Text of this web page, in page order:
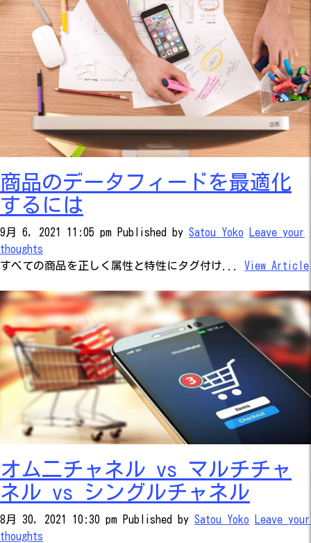
商品のデータフィードを最適化
するには
9月 6, 2021 11:05 pm Published by Satou Yoko
Leave your
thoughts
すべての商品を正しく属性と特性にタグ付け... View Article
オム二チャネル vs マルチチャ
ネル vs シングルチャネル
8月 30, 2021 10:30 pm Published by Satou Yoko
Leave your
thoughts